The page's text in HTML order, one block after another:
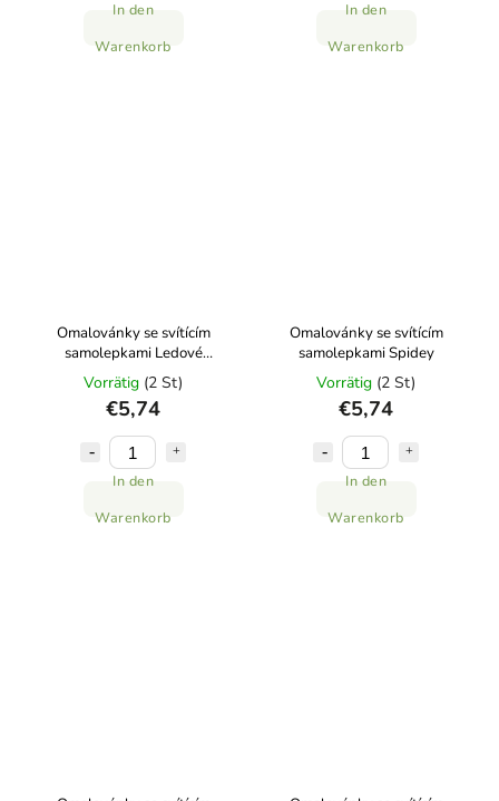
In den
Warenkorb
In den
Warenkorb
Omalovánky se svítícím
samolepkami Ledové
království
Vorrätig (2 St)
€5,74
In den
Warenkorb
Omalovánky se svítícím
samolepkami Spidey
Vorrätig (2 St)
€5,74
In den
Warenkorb